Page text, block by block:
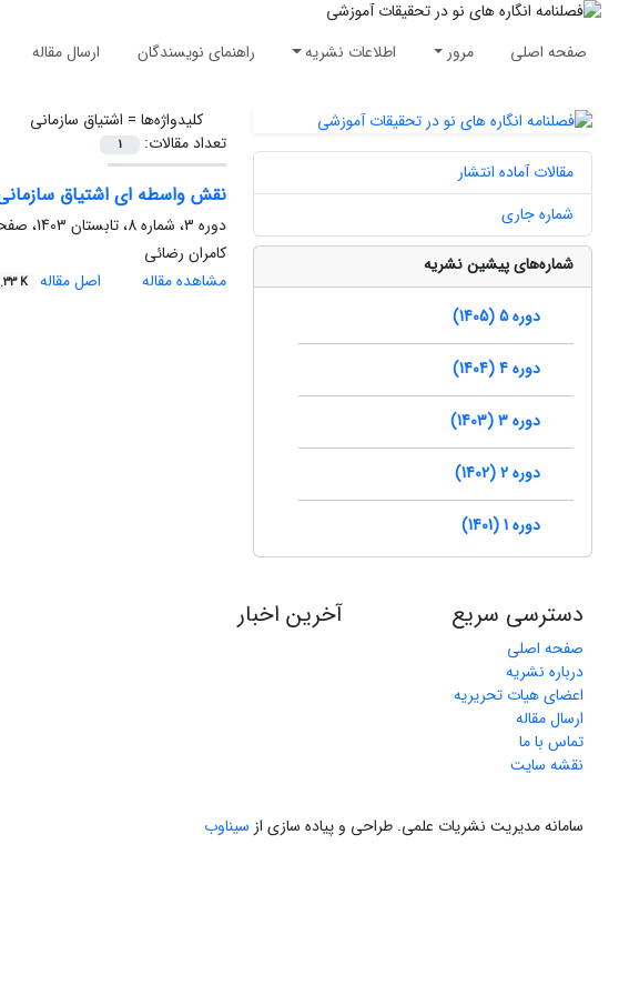
صفحه اصلی مرور اطلاعات نشریه راهنمای نویسندگان ارسال مقاله
کلیدواژه‌ها = اشتیاق سازمانی
تعداد مقالات:
1
نقش واسطه ای اشتیاق
دوره 3، شماره 8، تابستان 1403، صفحه
کامران رضائی
مشاهده مقاله
اصل مقاله K
مقالات آماده انتشار
شماره جاری
شماره‌های پیشین نشریه
دوره 5 (1405)
دوره 4 (1404)
دوره 3 (1403)
دوره 2 (1402)
دوره 1 (1401)
دسترسی سریع
صفحه اصلی
درباره نشریه
اعضای هیات تحریریه
ارسال مقاله
تماس با ما
نقشه سایت
آخرین اخبار
سامانه مدیریت نشریات علمی. طراحی و پیاده سازی از سیناوب